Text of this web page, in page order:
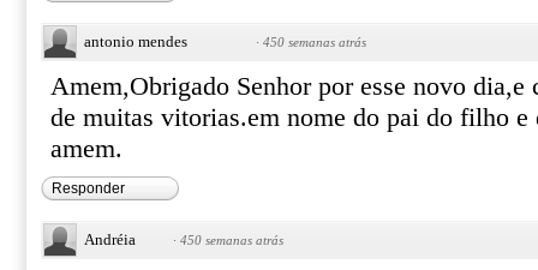
antonio mendes · 450 semanas atrás
Amem,Obrigado Senhor por esse novo dia,e
de muitas vitorias.em nome do pai do filho e
amem.
Responder
Andréia · 450 semanas atrás